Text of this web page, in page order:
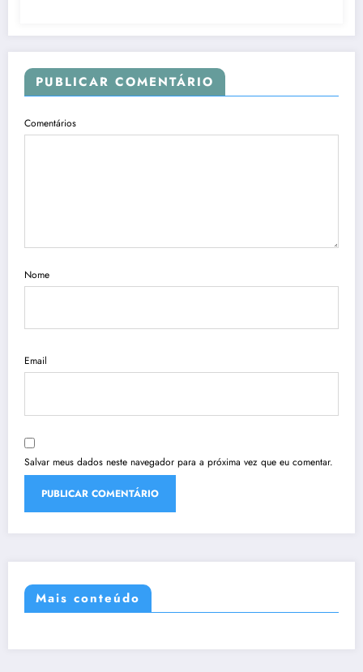
PUBLICAR COMENTÁRIO
Comentários
Nome
Email
Salvar meus dados neste navegador para a próxima vez que eu comentar.
Mais conteúdo